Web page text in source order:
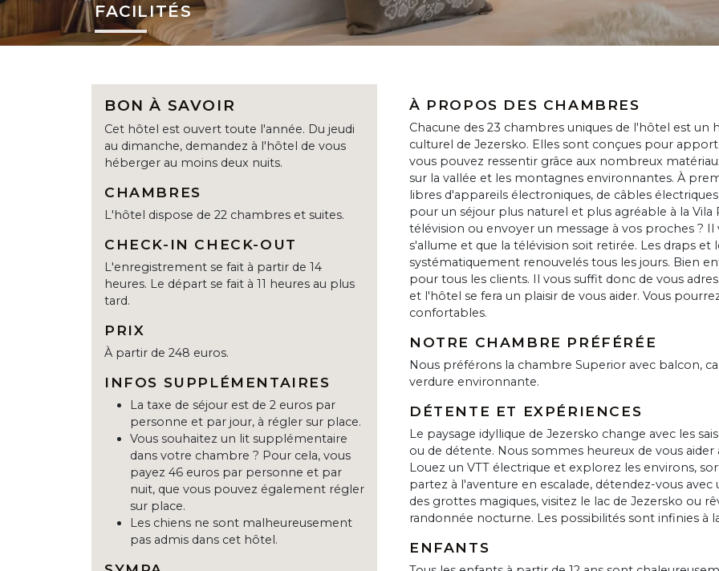
FACILITÉS
BON À SAVOIR
Cet hôtel est ouvert toute l'année. Du jeudi
au dimanche, demandez à l'hôtel de vous
héberger au moins deux nuits.
CHAMBRES
L'hôtel dispose de 22 chambres et suites.
CHECK-IN CHECK-OUT
L'enregistrement se fait à partir de 14
heures. Le départ se fait à 11 heures au plus
tard.
PRIX
À partir de 248 euros.
INFOS SUPPLÉMENTAIRES
La taxe de séjour est de 2 euros par
personne et par jour, à régler sur place.
Vous souhaitez un lit supplémentaire
dans votre chambre ? Pour cela, vous
payez 46 euros par personne et par
nuit, que vous pouvez également régler
sur place.
Les chiens ne sont malheureusement
pas admis dans cet hôtel.
À PROPOS DES CHAMBRES
Chacune des 23 chambres uniques de l'hôtel est
culturel de Jezersko. Elles sont conçues pour
vous pouvez ressentir grâce aux nombreux
sur la vallée et les montagnes environnantes. À
libres d'appareils électroniques, de câbles
pour un séjour plus naturel et plus agréable à la
télévision ou envoyer un message à vos proches ?
s'allume et que la télévision soit retirée. Les draps et
systématiquement renouvelés tous les jours. Bien
pour tous les clients. Il vous suffit donc de vous
et l'hôtel se fera un plaisir de vous aider. Vous
confortables.
NOTRE CHAMBRE PRÉFÉRÉE
Nous préférons la chambre Superior avec balcon,
verdure environnante.
DÉTENTE ET EXPÉRIENCES
Le paysage idyllique de Jezersko change avec les
ou de détente. Nous sommes heureux de vous
Louez un VTT électrique et explorez les environs,
partez à l'aventure en escalade, détendez-vous
des grottes magiques, visitez le lac de Jezersko ou
randonnée nocturne. Les possibilités sont infinies à
ENFANTS